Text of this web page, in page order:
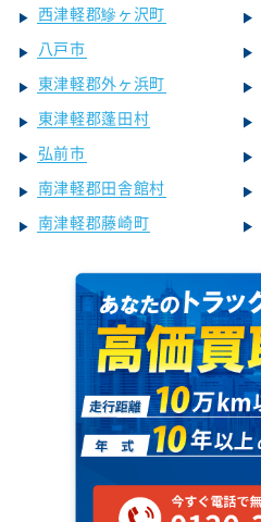
西津軽郡鰺ヶ沢町
八戸市
東津軽郡外ヶ浜町
東津軽郡蓬田村
弘前市
南津軽郡田舎館村
南津軽郡藤崎町